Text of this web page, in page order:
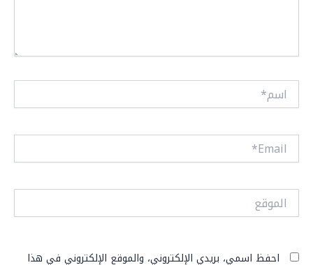
اسم*
Email*
الموقع
احفظ اسمي، بريدي الإلكتروني، والموقع الإلكتروني في هذا